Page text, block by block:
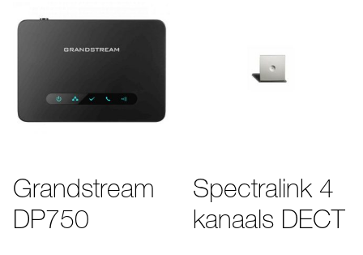
Grandstream
DP750
Spectralink 4
kanaals DECT